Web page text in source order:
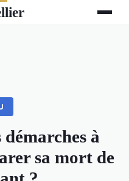
à
sa mort de